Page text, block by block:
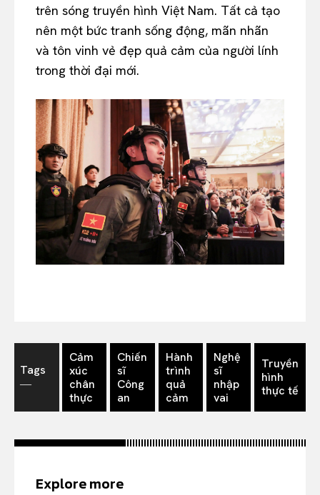
trên sóng truyền hình Việt Nam. Tất cả tạo
nên một bức tranh sống động, mãn nhãn
và tôn vinh vẻ đẹp quả cảm của người lính
trong thời đại mới.
Tags
―
Cảm
xúc
chân
thực
Chiến
sĩ
Công
an
Hành
trình
quả
cảm
Nghệ
sĩ
nhập
vai
Truyền
hình
thực tế
Explore more